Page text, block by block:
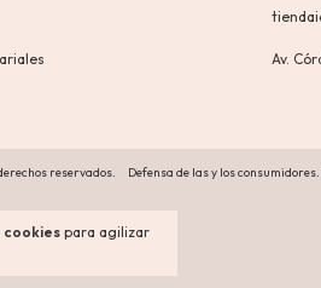
cookiespara agilizar
Av.
reservados. Defensa de las y los